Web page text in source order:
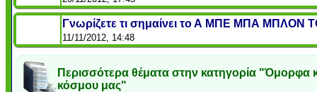
Γνωρίζετε τι σημαίνει το Α ΜΠΕ ΜΠΑ
11/11/2012, 14:48
Περισσότερα θέματα στην κατηγορία "Όμορφα
κόσμου μας"